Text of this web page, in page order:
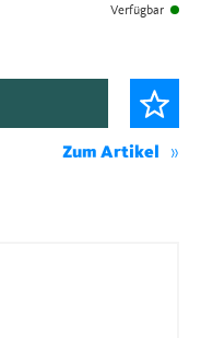
Verfügbar
Zum Artikel